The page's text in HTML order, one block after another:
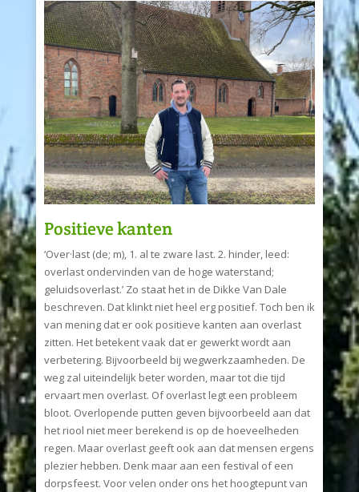
Positieve kanten
‘Over·last (de; m), 1. al te zware last. 2. hinder, leed:
overlast ondervinden van de hoge waterstand;
geluidsoverlast.’ Zo staat het in de Dikke Van Dale
beschreven. Dat klinkt niet heel erg positief. Toch ben ik
van mening dat er ook positieve kanten aan overlast
zitten. Het betekent vaak dat er gewerkt wordt aan
verbetering. Bijvoorbeeld bij wegwerkzaamheden. De
weg zal uiteindelijk beter worden, maar tot die tijd
ervaart men overlast. Of overlast legt een probleem
bloot. Overlopende putten geven bijvoorbeeld aan dat
het riool niet meer berekend is op de hoeveelheden
regen. Maar overlast geeft ook aan dat mensen ergens
plezier hebben. Denk maar aan een festival of een
dorpsfeest. Voor velen onder ons het hoogtepunt van